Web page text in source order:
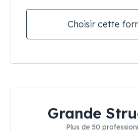
Choisir cette
Grande
Plus de 50